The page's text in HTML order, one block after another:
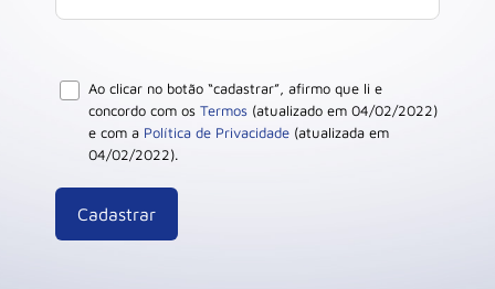
Ao clicar no botão “cadastrar”, afirmo que li e
concordo com os Termos (atualizado em 04/02/2022)
e com a Política de Privacidade (atualizada em
04/02/2022).